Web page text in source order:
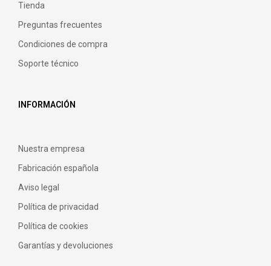
Tienda
Preguntas frecuentes
Condiciones de compra
Soporte técnico
INFORMACIÓN
Nuestra empresa
Fabricación española
Aviso legal
Política de privacidad
Política de cookies
Garantías y devoluciones